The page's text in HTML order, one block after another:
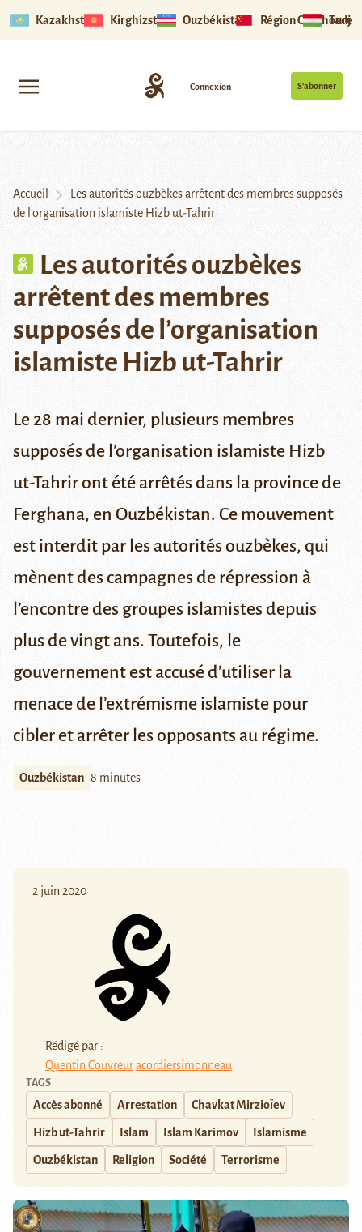
Kazakhstan Kirghizstan Ouzbékistan Région Ouïghoure
S’abonner
Connexion
Accueil
Les autorités ouzbèkes arrêtent des membres supposés
de l’organisation islamiste Hizb ut-Tahrir
Les autorités ouzbèkes
arrêtent des membres
supposés de l’organisation
islamiste Hizb ut-Tahrir
Le 28 mai dernier, plusieurs membres
supposés de l’organisation islamiste Hizb
ut-Tahrir ont été arrêtés dans la province de
Ferghana, en Ouzbékistan. Ce mouvement
est interdit par les autorités ouzbèkes, qui
mènent des campagnes de répression à
l’encontre des groupes islamistes depuis
plus de vingt ans. Toutefois, le
gouvernement est accusé d’utiliser la
menace de l’extrémisme islamiste pour
cibler et arrêter les opposants au régime.
Ouzbékistan 8 minutes
2 juin 2020
Rédigé par :
Quentin Couvreuracordiersimonneau
TAGS
Accès abonné Arrestation Chavkat Mirzioïev
Hizb ut-Tahrir Islam Islam Karimov Islamisme
Ouzbékistan Religion Société Terrorisme